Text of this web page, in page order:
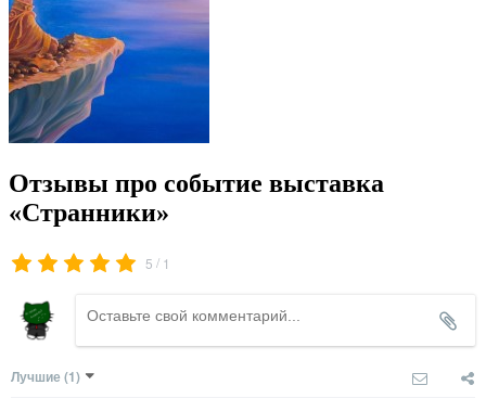
Отзывы про событие выставка
«Странники»
5 / 1
Лучшие (1)